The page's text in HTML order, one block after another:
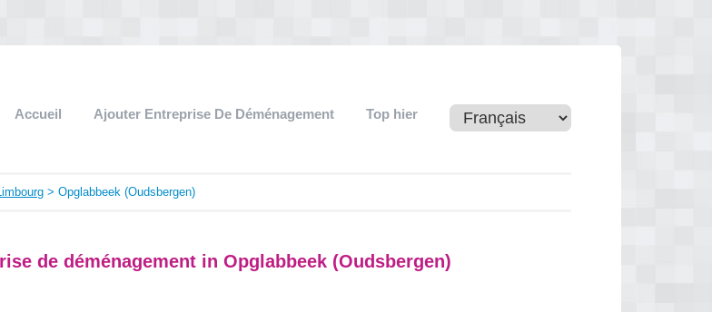
Accueil Ajouter Entreprise De Déménagement Top hier
> Opglabbeek (Oudsbergen)
de déménagement in Opglabbeek (Oudsbergen)